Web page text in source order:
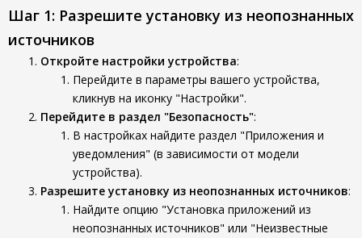
Шаг 1: Разрешите установку из неопознанных
источников
Откройте настройки устройства:
Перейдите в параметры вашего устройства,
кликнув на иконку "Настройки".
Перейдите в раздел "Безопасность":
В настройках найдите раздел "Приложения и
уведомления" (в зависимости от модели
устройства).
Разрешите установку из неопознанных источников:
Найдите опцию "Установка приложений из
неопознанных источников" или "Неизвестные